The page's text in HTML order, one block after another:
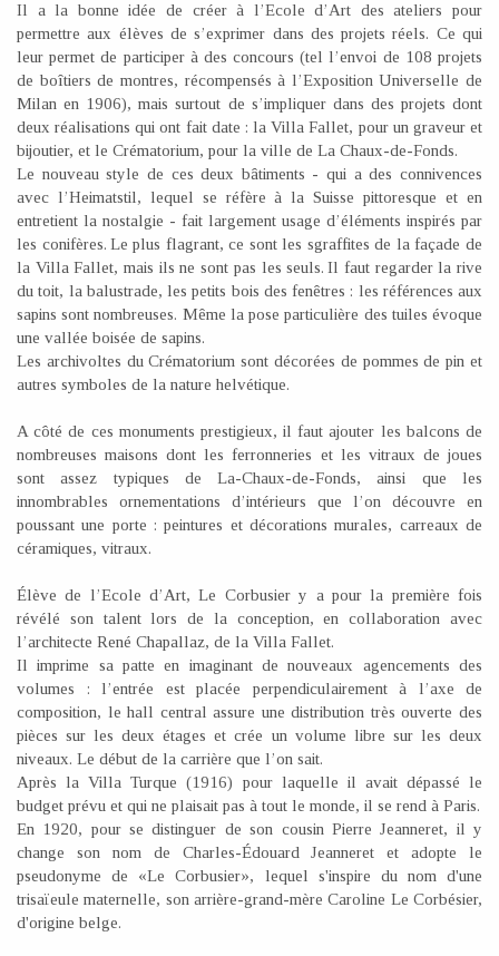
Il a la bonne idée de créer à l’Ecole d’Art des ateliers pour
permettre aux élèves de s’exprimer dans des projets réels. Ce qui
leur permet de participer à des concours (tel l’envoi de 108 projets
de boîtiers de montres, récompensés à l’Exposition Universelle de
Milan en 1906), mais surtout de s’impliquer dans des projets dont
deux réalisations qui ont fait date : la Villa Fallet, pour un graveur et
bijoutier, et le Crématorium, pour la ville de La Chaux-de-Fonds.
Le nouveau style de ces deux bâtiments - qui a des connivences
avec l’Heimatstil, lequel se réfère à la Suisse pittoresque et en
entretient la nostalgie - fait largement usage d’éléments inspirés par
les conifères. Le plus flagrant, ce sont les sgraffites de la façade de
la Villa Fallet, mais ils ne sont pas les seuls. Il faut regarder la rive
du toit, la balustrade, les petits bois des fenêtres : les références aux
sapins sont nombreuses. Même la pose particulière des tuiles évoque
une vallée boisée de sapins.
Les archivoltes du Crématorium sont décorées de pommes de pin et
autres symboles de la nature helvétique.
A côté de ces monuments prestigieux, il faut ajouter les balcons de
nombreuses maisons dont les ferronneries et les vitraux de joues
sont assez typiques de La-Chaux-de-Fonds, ainsi que les
innombrables ornementations d’intérieurs que l’on découvre en
poussant une porte : peintures et décorations murales, carreaux de
céramiques, vitraux.
Élève de l’Ecole d’Art, Le Corbusier y a pour la première fois
révélé son talent lors de la conception, en collaboration avec
l’architecte René Chapallaz, de la Villa Fallet.
Il imprime sa patte en imaginant de nouveaux agencements des
volumes : l’entrée est placée perpendiculairement à l’axe de
composition, le hall central assure une distribution très ouverte des
pièces sur les deux étages et crée un volume libre sur les deux
niveaux. Le début de la carrière que l’on sait.
Après la Villa Turque (1916) pour laquelle il avait dépassé le
budget prévu et qui ne plaisait pas à tout le monde, il se rend à Paris.
En 1920, pour se distinguer de son cousin Pierre Jeanneret, il y
change son nom de Charles-Édouard Jeanneret et adopte le
pseudonyme de «Le Corbusier», lequel s'inspire du nom d'une
trisaïeule maternelle, son arrière-grand-mère Caroline Le Corbésier,
d'origine belge.